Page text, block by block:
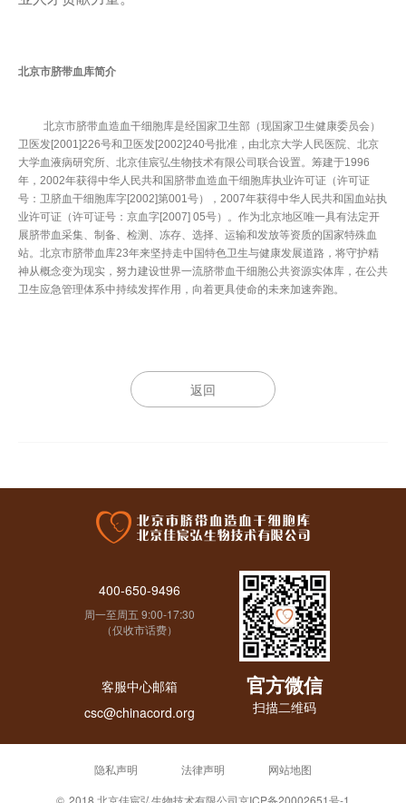
北京市脐带血库简介
北京市脐带血造血干细胞库是经国家卫生部（现国家卫生健康委员会）
卫医发[2001]226号和卫医发[2002]240号批准，由北京大学人民医院、北京
大学血液病研究所、北京佳宸弘生物技术有限公司联合设置。筹建于1996
年，2002年获得中华人民共和国脐带血造血干细胞库执业许可证（许可证
号：卫脐血干细胞库字[2002]第001号），2007年获得中华人民共和国血站执
业许可证（许可证号：京血字[2007] 05号）。作为北京地区唯一具有法定开
展脐带血采集、制备、检测、冻存、选择、运输和发放等资质的国家特殊血
站。北京市脐带血库23年来坚持走中国特色卫生与健康发展道路，将守护精
神从概念变为现实，努力建设世界一流脐带血干细胞公共资源实体库，在公共
卫生应急管理体系中持续发挥作用，向着更具使命的未来加速奔跑。
返回
官方微信
扫描二维码
400-650-9496
周一至周五 9:00-17:30
（仅收市话费）
客服中心邮箱
csc@chinacord.org
隐私声明 法律声明
网站地图
© 2018 北京佳宸弘生物技术有限公司京ICP备20002651号-1